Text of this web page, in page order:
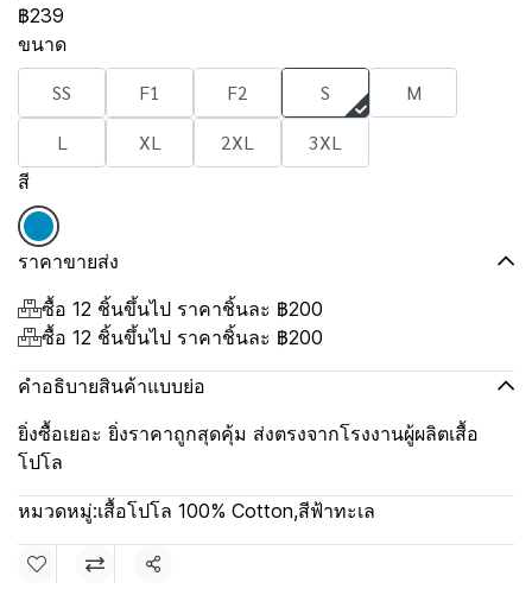
฿239
ขนาด
SS F1 F2 S
M
L
XL 2XL 3XL
สี
ราคาขายส่ง
ซื้อ 12 ชิ้นขึ้นไป ราคาชิ้นละ ฿200
ซื้อ 12 ชิ้นขึ้นไป ราคาชิ้นละ ฿200
คำอธิบายสินค้าแบบย่อ
ยิ่งซื้อเยอะ ยิ่งราคาถูกสุดคุ้ม ส่งตรงจากโรงงานผู้ผลิตเสื้อ
โปโล
หมวดหมู่:เสื้อโปโล 100% Cotton,สีฟ้าทะเล
แชร์